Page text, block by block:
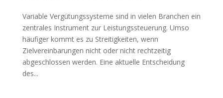
Variable Vergütungssysteme sind in vielen Branchen ein
zentrales Instrument zur Leistungssteuerung. Umso
häufiger kommt es zu Streitigkeiten, wenn
Zielvereinbarungen nicht oder nicht rechtzeitig
abgeschlossen werden. Eine aktuelle Entscheidung
des...